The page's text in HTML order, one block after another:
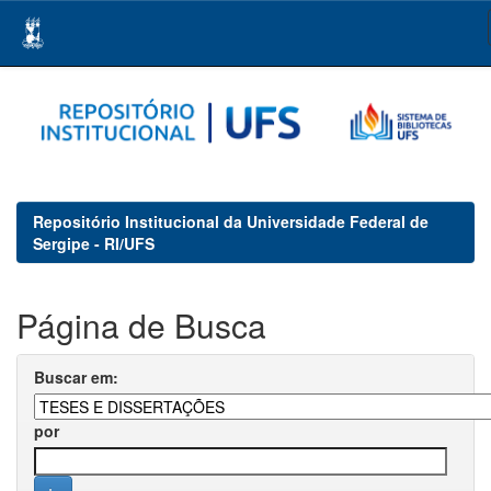
navigation
Repositório Institucional da Universidade Federal de
Sergipe - RI/UFS
Página de Busca
Buscar em:
por